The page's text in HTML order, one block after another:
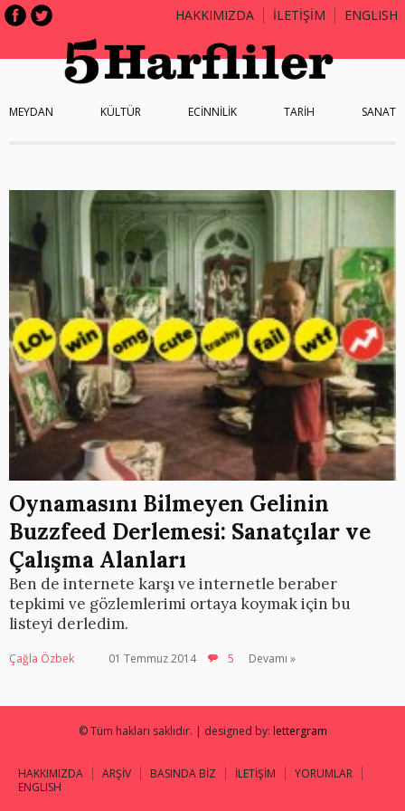
HAKKIMIZDA İLETİŞİM ENGLISH
MEYDAN KÜLTÜR ECİNNİLİK TARİH SANAT
Oynamasını Bilmeyen Gelinin
Buzzfeed Derlemesi: Sanatçılar ve
Çalışma Alanları
Ben de internete karşı ve internetle beraber
tepkimi ve gözlemlerimi ortaya koymak için bu
listeyi derledim.
Çağla Özbek 01 Temmuz 2014 5 Devamı »
© Tüm hakları saklıdır. | designed by: lettergram
HAKKIMIZDA ARŞİV BASINDA BİZ İLETİŞİM
YORUMLAR
ENGLISH